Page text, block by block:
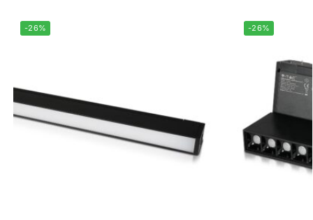
-26% -26%